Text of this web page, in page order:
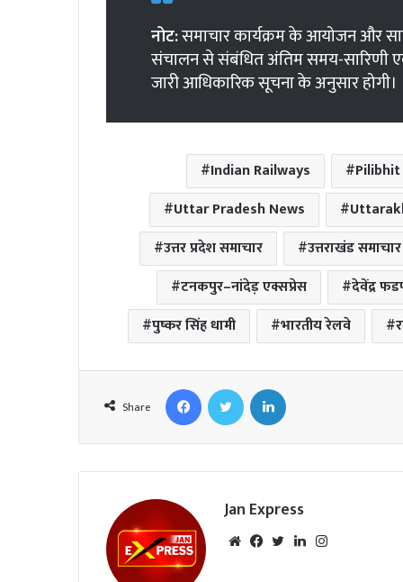
नोट:समाचार कार्यक्रम के आयोजन और
संचालन से संबंधित अंतिम समय-सारिणी एवं
जारी आधिकारिक सूचना के अनुसार होगी।
Indian Railways
Uttar Pradesh News
उत्तर प्रदेश समाचार
उत्तराखंड समाचार
टनकपुर–नांदेड़ एक्सप्रेस
देवेंद्र
पुष्कर सिंह धामी
भारतीय रेलवे
Share
Jan Express
We Fac Twi Lin